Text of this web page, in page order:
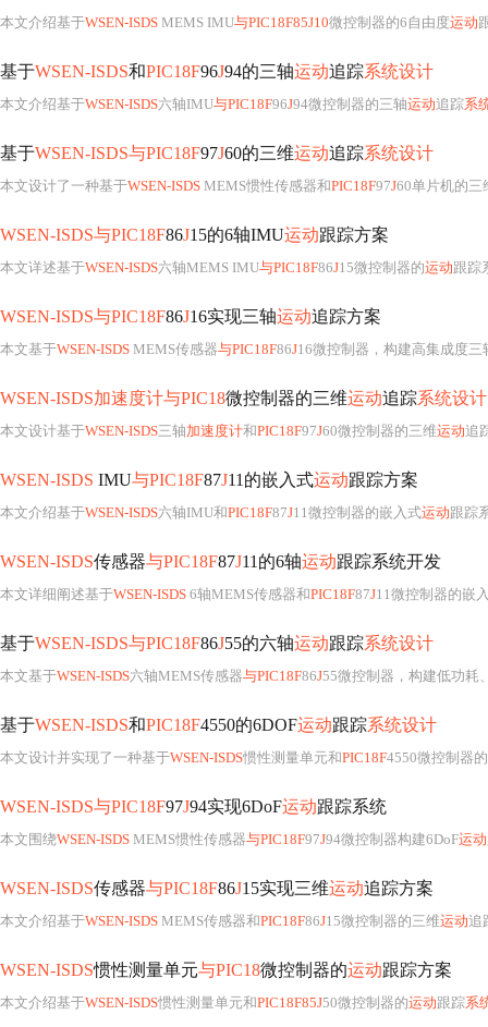
本文介绍基于WSEN-ISDS MEMS IMU与PIC18F85J10微控制器的6自由度运动
基于WSEN-ISDS和PIC18F96J94的三轴运动追踪系统设计
本文介绍基于WSEN-ISDS六轴IMU与PIC18F96J94微控制器的三轴运动追踪系
基于WSEN-ISDS与PIC18F97J60的三维运动追踪系统设计
本文设计了一种基于WSEN-ISDS MEMS惯性传感器和PIC18F97J60单片机的三
WSEN-ISDS与PIC18F86J15的6轴IMU运动跟踪方案
本文详述基于WSEN-ISDS六轴MEMS IMU与PIC18F86J15微控制器的运动跟踪
WSEN-ISDS与PIC18F86J16实现三轴运动追踪方案
本文基于WSEN-ISDS MEMS传感器与PIC18F86J16微控制器，构建高集成度三
WSEN-ISDS加速度计与PIC18微控制器的三维运动追踪系统设计
本文设计基于WSEN-ISDS三轴加速度计和PIC18F97J60微控制器的三维运动追踪
WSEN-ISDS IMU与PIC18F87J11的嵌入式运动跟踪方案
本文介绍基于WSEN-ISDS六轴IMU和PIC18F87J11微控制器的嵌入式运动跟踪系统，涵盖硬
WSEN-ISDS传感器与PIC18F87J11的6轴运动跟踪系统开发
本文详细阐述基于WSEN-ISDS 6轴MEMS传感器和PIC18F87J11微控制器的嵌
基于WSEN-ISDS与PIC18F86J55的六轴运动跟踪系统设计
本文基于WSEN-ISDS六轴MEMS传感器与PIC18F86J55微控制器，构建低功耗
基于WSEN-ISDS和PIC18F4550的6DOF运动跟踪系统设计
本文设计并实现了一种基于WSEN-ISDS惯性测量单元和PIC18F4550微控制器
WSEN-ISDS与PIC18F97J94实现6DoF运动跟踪系统
本文围绕WSEN-ISDS MEMS惯性传感器与PIC18F97J94微控制器构建6DoF运动
WSEN-ISDS传感器与PIC18F86J15实现三维运动追踪方案
本文介绍基于WSEN-ISDS MEMS传感器和PIC18F86J15微控制器的三维运动追踪方案
WSEN-ISDS惯性测量单元与PIC18微控制器的运动跟踪方案
本文介绍基于WSEN-ISDS惯性测量单元和PIC18F85J50微控制器的运动跟踪系